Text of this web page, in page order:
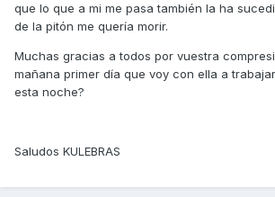
que lo que a mi me pasa también la ha
de la pitón me quería morir.
Muchas gracias a todos por vuestra
mañana primer día que voy con ella a
esta noche?
Saludos KULEBRAS